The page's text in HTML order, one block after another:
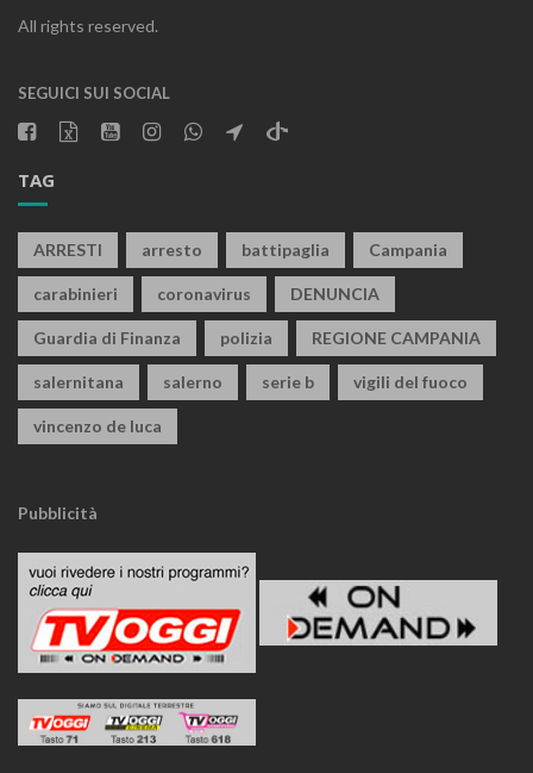
All rights reserved.
SEGUICI SUI SOCIAL
TAG
ARRESTI arresto battipaglia Campania
carabinieri coronavirus DENUNCIA
Guardia di Finanza polizia REGIONE CAMPANIA
salernitana salerno serie b vigili del fuoco
vincenzo de luca
Pubblicità